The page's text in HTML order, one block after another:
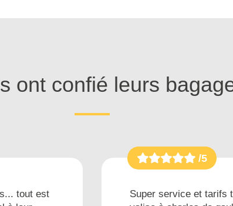
ont confié leurs
tout est
/5
Super service et tarifs